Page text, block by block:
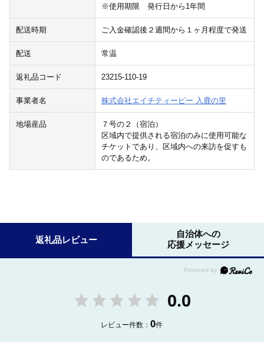
※使用期限 発行日から1年間
配送時期 ご入金確認後２週間から１ヶ月程度で発送
配送 常温
返礼品コード 23215-110-19
事業者名 株式会社エイチティーピー 入鹿の里
地場産品
７号の２（宿泊）
区域内で提供される宿泊のみに使用可能な
チケットであり、区域内への来訪を促すも
のであるため。
返礼品レビュー
自治体への
応援メッセージ
0.0
レビュー件数：0件